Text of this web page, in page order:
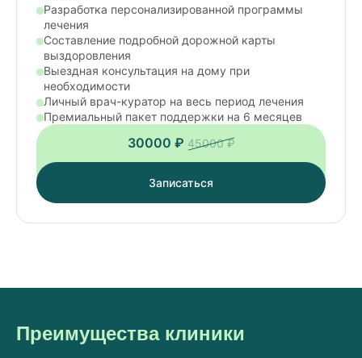
Разработка персонализированной программы
лечения
Составление подробной дорожной карты
выздоровления
Выездная консультация на дому при
необходимости
Личный врач-куратор на весь период лечения
Премиальный пакет поддержки на 6 месяцев
30000 ₽ 45000 ₽
Записаться
Преимущества клиники